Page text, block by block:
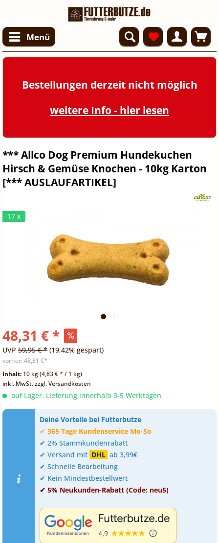
Menü
Bestellungen derzeit nicht möglich
weitere Info - hier lesen
*** Allco Dog Premium Hundekuchen
Hirsch & Gemüse Knochen - 10kg Karton
[*** AUSLAUFARTIKEL]
17 x
48,31 € *
UVP 59,95 € * (19,42% gespart)
vorher: 48,31 €*
Inhalt: 10 kg (4,83 € * / 1 kg)
inkl. MwSt.zzgl. Versandkosten
auf Lager. Lieferung innerhalb 3-5 Werktagen
Deine Vorteile bei Futterbutze
✔ 365 Tage Kundenservice Mo-So
✔ 2% Stammkundenrabatt
✔ Versand mit DHL ab 3,99€
✔ Schnelle Bearbeitung
✔ Kein Mindestbestellwert
✔ 5% Neukunden-Rabatt (Code: neu5)